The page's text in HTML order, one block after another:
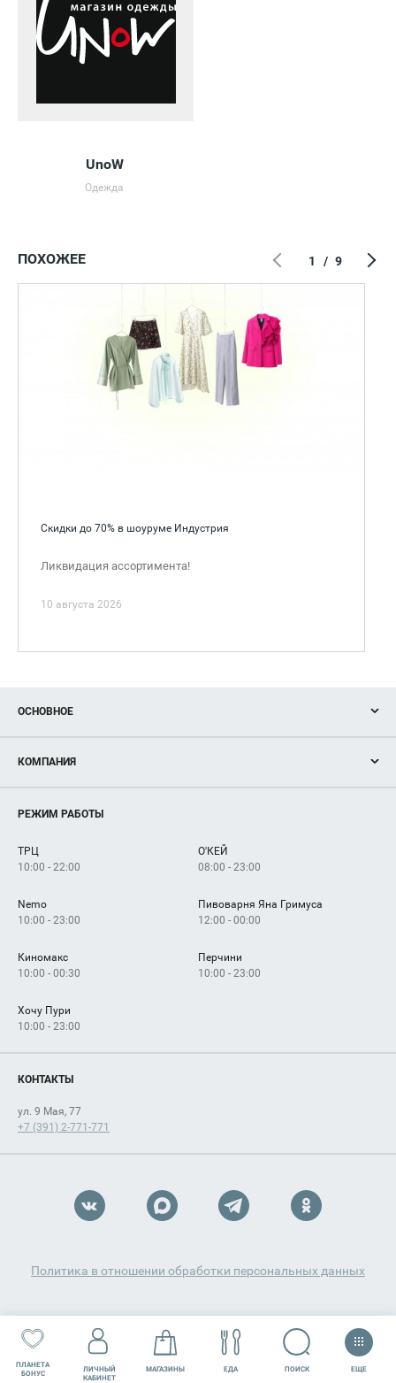
ПЛАНЕТА
БОНУС
ЛИЧНЫЙ
КАБИНЕТ
МАГАЗИНЫ ЕДА РАЗВЛЕЧЕНИЯ СЕРВИСЫ
ПОИСК ЕЩЕ
UnoW
Одежда
ПОХОЖЕЕ
Скидки до 70% в шоуруме Индустрия
Ликвидация ассортимента!
10 августа 2026
1 / 9
ОСНОВНОЕ
Новости
Магазины
Услуги
КОМПАНИЯ
Рекламодателям
Как добраться
РЕЖИМ РАБОТЫ
ТРЦ
10:00 - 22:00
О'КЕЙ
08:00 - 23:00
Nemo
10:00 - 23:00
Пивоварня Яна Гримуса
12:00 - 00:00
Киномакс
10:00 - 00:30
Перчини
10:00 - 23:00
Хочу Пури
10:00 - 23:00
КОНТАКТЫ
ул. 9 Мая, 77
+7 (391) 2-771-771
Политика в отношении обработки персональных данных